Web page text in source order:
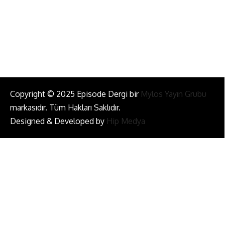
Copyright © 2025 Episode Dergi bir Mylos Yayın Grubu
markasıdır. Tüm Hakları Saklıdır.
Designed & Developed by Hip Medya